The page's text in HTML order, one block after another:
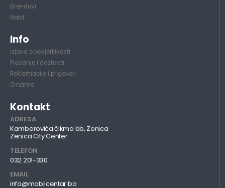
Brendovi
Nakit
Info
Izjava o povjerljivosti
Plaćanje i dostava
Reklamacije i prigovori
O nama
Kontakt
ADRESA
Kamberovića čikma bb, Zenica
Zenica City Center
TELEFON
032 201-330
EMAIL
info@mobilcentar.ba